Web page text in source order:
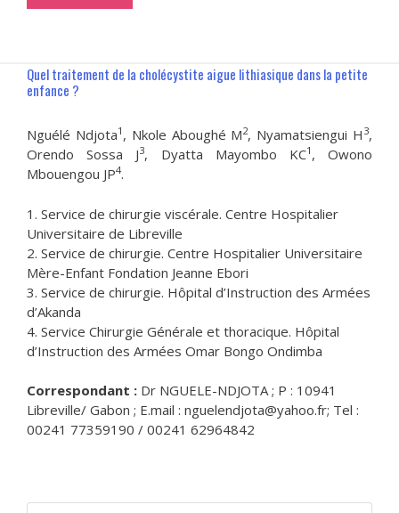
Quel traitement de la cholécystite aigue lithiasique dans la petite
enfance ?
Nguélé Ndjota1 , Nkole Aboughé M2, Nyamatsiengui H 3,
Orendo Sossa J3, Dyatta Mayombo KC1 , Owono
Mbouengou JP4.
1. Service de chirurgie viscérale. Centre Hospitalier
Universitaire de Libreville
2. Service de chirurgie. Centre Hospitalier Universitaire
Mère-Enfant Fondation Jeanne Ebori
3. Service de chirurgie. Hôpital d’Instruction des Armées
d’Akanda
4. Service Chirurgie Générale et thoracique. Hôpital
d’Instruction des Armées Omar Bongo Ondimba
Correspondant : Dr NGUELE-NDJOTA ; P : 10941
Libreville/ Gabon ; E.mail : nguelendjota@yahoo.fr; Tel :
00241 77359190 / 00241 62964842